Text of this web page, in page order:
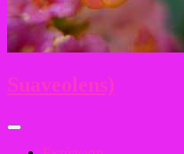
Suaveolens)